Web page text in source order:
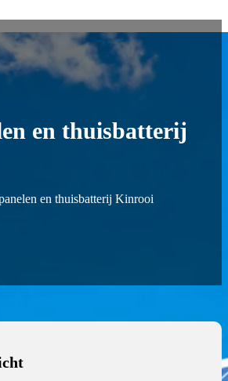
en thuisbatterij
en thuisbatterij Kinrooi